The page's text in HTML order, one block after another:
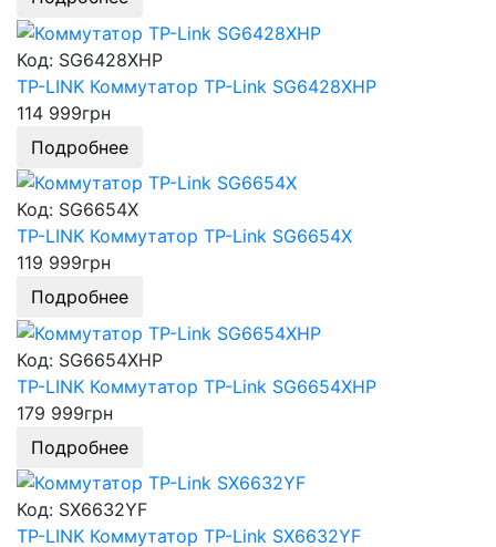
Код: SG6428XHP
TP-LINK Коммутатор TP-Link SG6428XHP
114 999грн
Подробнее
Код: SG6654X
TP-LINK Коммутатор TP-Link SG6654X
119 999грн
Подробнее
Код: SG6654XHP
TP-LINK Коммутатор TP-Link SG6654XHP
179 999грн
Подробнее
Код: SX6632YF
TP-LINK Коммутатор TP-Link SX6632YF